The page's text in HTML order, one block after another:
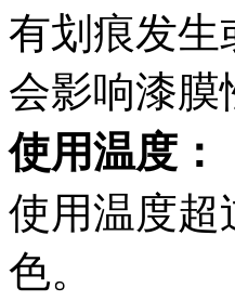
有划痕发生
会影响漆膜
使用温度：
使用温度
色。